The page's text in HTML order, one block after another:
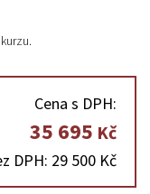
Cena s DPH:
35 695 Kč
DPH: 29 500 Kč